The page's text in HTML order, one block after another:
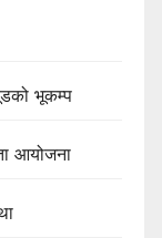
भूकम्प
आयोजना